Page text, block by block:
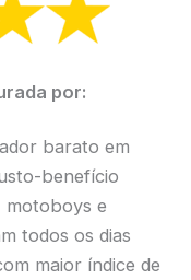
por:
barato em
benefício
motoboys e
todos os dias
maior índice de